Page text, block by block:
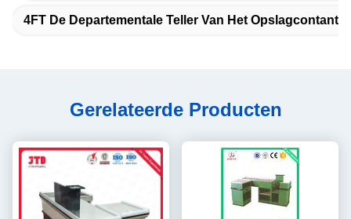
4FT De Departementale Teller Van Het Opslagcontante
Gerelateerde Producten